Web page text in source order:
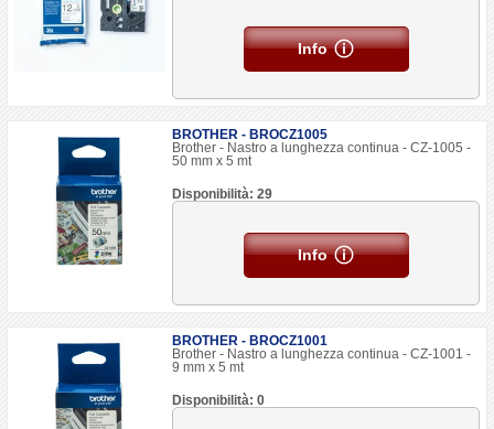
Info
BROTHER - BROCZ1005
Brother - Nastro a lunghezza continua - CZ-1005 -
50 mm x 5 mt
Disponibilità: 29
Info
BROTHER - BROCZ1001
Brother - Nastro a lunghezza continua - CZ-1001 -
9 mm x 5 mt
Disponibilità: 0